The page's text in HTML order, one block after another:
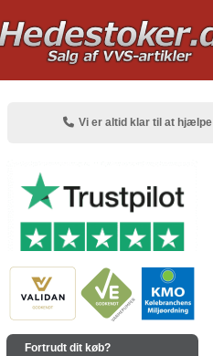
Vi er altid klar til at hjælpe
Fortrudt dit køb?